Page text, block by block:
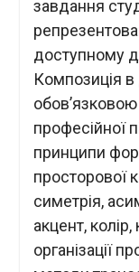
завдання
доступному
Композиція
професійної
принципи
просторової
симетрія,
акцент,
організації